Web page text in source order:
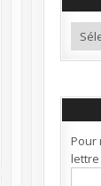
Pour